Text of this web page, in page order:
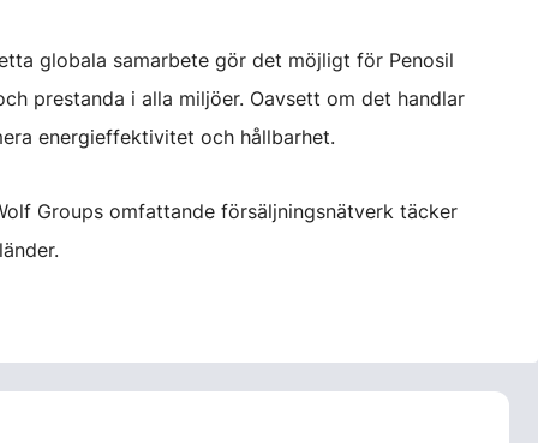
globala samarbete gör det möjligt för Penosil
prestanda i alla miljöer. Oavsett om det handlar
energieffektivitet och hållbarhet.
Groups omfattande försäljningsnätverk täcker